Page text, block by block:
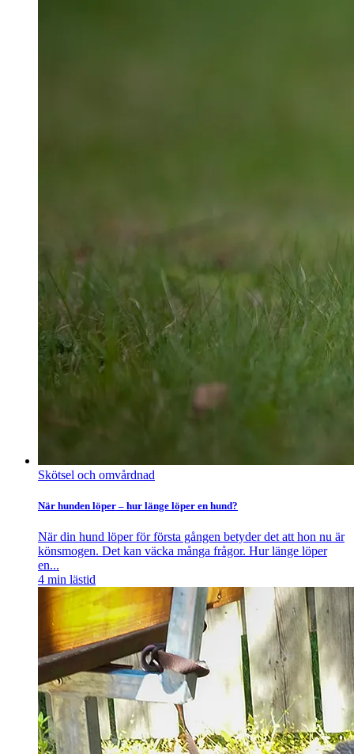
Skötsel och omvårdnad
När hunden löper – hur länge löper en hund?
När din hund löper för första gången betyder det att hon nu är
könsmogen. Det kan väcka många frågor. Hur länge löper
en...
4 min lästid